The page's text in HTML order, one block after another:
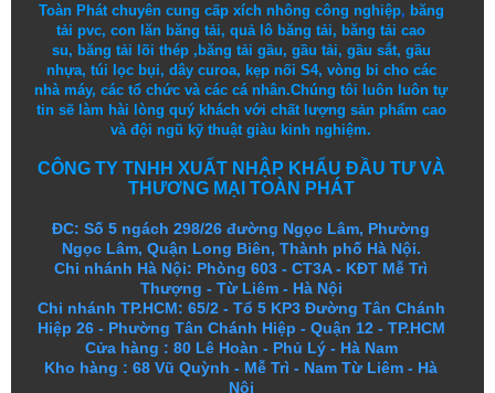
Toàn Phát chuyên cung cấp xích nhông công nghiệp, băng
tải pvc,con lăn băng tải,quả lô băng tải, băng tải cao
su, băng tải lõi thép,băng tải gầu, gầu tải, gầu sắt, gầu
nhựa, túi lọc bụi, dây curoa, kẹp nối S4, vòng bi cho các
nhà máy, các tổ chức và các cá nhân.Chúng tôi luôn luôn tự
tin sẽ làm hài lòng quý khách với chất lượng sảnphẩm cao
và đội ngũ kỹ thuật giàu kinh nghiệm.
CÔNG TY TNHH XUẤT NHẬP KHẨU ĐẦU TƯ VÀ
THƯƠNG MẠI TOÀN PHÁT
ĐC: Số 5 ngách 298/26 đường Ngọc Lâm, Phường
Ngọc Lâm, Quận Long Biên, Thành phố Hà Nội.
Chi nhánh Hà Nội: Phòng 603 - CT3A - KĐT Mễ Trì
Thượng - Từ Liêm - Hà Nội
Chi nhánh TP.HCM: 65/2 - Tổ 5 KP3 Đường Tân Chánh
Hiệp 26 - Phường Tân Chánh Hiệp - Quận 12 - TP.HCM
Cửa hàng : 80 Lê Hoàn - Phủ Lý - Hà Nam
Kho hàng :68 Vũ Quỳnh - Mễ Trì - Nam Từ Liêm - Hà
Nội